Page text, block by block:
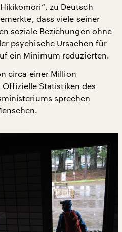
zu Deutsch
dass viele seiner
soziale Beziehungen ohne
psychische Ursachen für
ein Minimum reduzierten.
circa einer Million
Statistiken des
sprechen